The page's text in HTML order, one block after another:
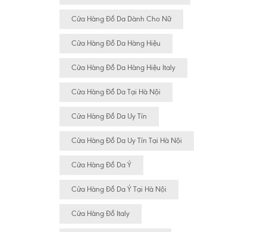
Cửa Hàng Đồ Da Dành Cho Nữ
Cửa Hàng Đồ Da Hàng Hiệu
Cửa Hàng Đồ Da Hàng Hiệu Italy
Cửa Hàng Đồ Da Tại Hà Nội
Cửa Hàng Đồ Da Uy Tín
Cửa Hàng Đồ Da Uy Tín Tại Hà Nội
Cửa Hàng Đồ Da Ý
Cửa Hàng Đồ Da Ý Tại Hà Nội
Cửa Hàng Đồ Italy